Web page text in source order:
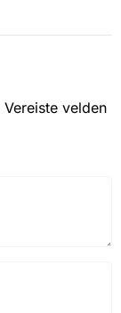
Vereiste velden